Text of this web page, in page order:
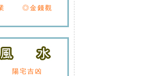
◎金錢觀
陽宅吉凶